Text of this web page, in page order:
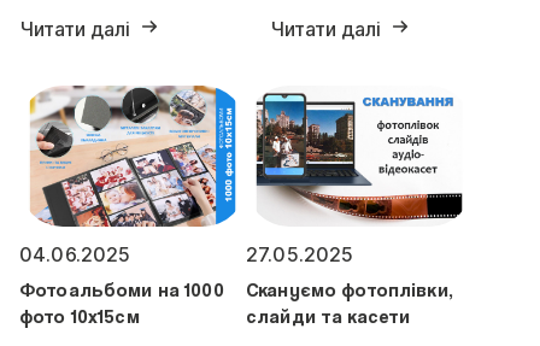
Читати далі Читати далі
04.06.2025
Фотоальбоми на 1000
фото 10х15см
27.05.2025
Скануємо фотоплівки,
слайди та касети